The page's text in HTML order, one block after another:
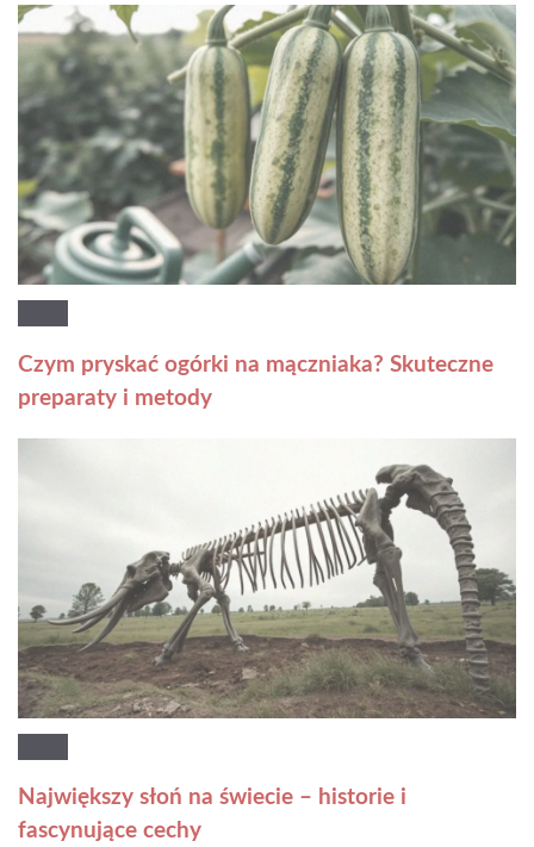
Czym pryskać ogórki na mączniaka? Skuteczne
preparaty i metody
Największy słoń na świecie – historie i
fascynujące cechy